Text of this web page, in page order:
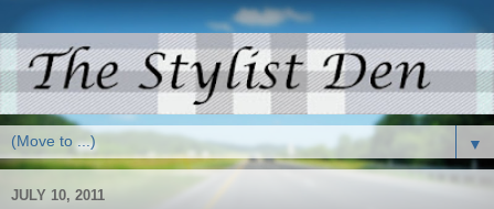
▼
JULY 10, 2011